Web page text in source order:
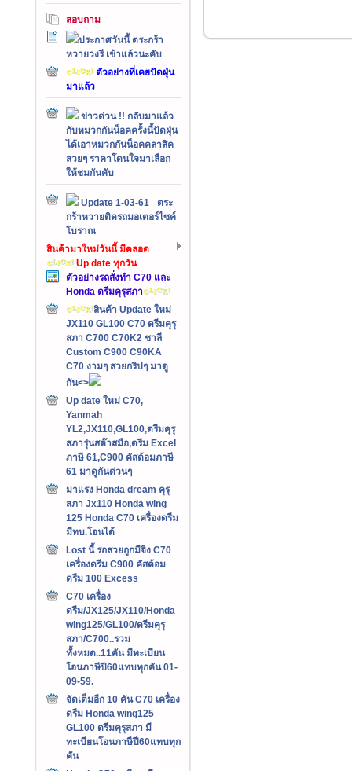
สอบถาม
ประกาศวันนี้ ตระกร้า
หวายวงรี เข้าแล้วนะคับ
ตัวอย่างที่เคยปัดฝุ่น
มาแล้ว
ข่าวด่วน !! กลับมาแล้ว
กับหมวกกันน็อคครั้งนี้ปัดฝุ่น
ได้เอาหมวกกันน็อคคลาสิค
สวยๆ ราคาโดนใจมาเลือก
ให้ชมกันคับ
Update 1-03-61_ ตระ
กร้าหวายติดรถมอเตอร์ไซค์
โบราณ
สินค้ามาใหม่วันนี้ มีตลอด
Up date ทุกวัน
ตัวอย่างรถสั่งทำ C70 และ
Honda ดรีมคุรุสภา
สินค้า Update ใหม่
JX110 GL100 C70 ดรีมคุรุ
สภา C700 C70K2 ชาลี
Custom C900 C90KA
C70 งามๆ สวยกริปๆ มาดู
กัน<>
Up date ใหม่ C70,
Yanmah
YL2,JX110,GL100,ดรีมคุรุ
สภารุ่นสต๊าสมือ,ดรีม Excel
ภาษี 61,C900 คัสต้อมภาษี
61 มาดูกันด่วนๆ
มาแรง Honda dream คุรุ
สภา Jx110 Honda wing
125 Honda C70 เครื่องดรีม
มีทบ.โอนได้
Lost นี้ รถสวยถูกมีจิง C70
เครื่องดรีม C900 คัสต้อม
ดรีม 100 Excess
C70 เครื่อง
ดรีม/JX125/JX110/Honda
wing125/GL100/ดรีมคุรุ
สภา/C700..รวม
ทั้งหมด..11คัน มีทะเบียน
โอนภาษีปี60แทบทุกคัน 01-
09-59.
จัดเต็มอีก 10 คัน C70 เครื่อง
ดรีม Honda wing125
GL100 ดรีมคุรุสภา มี
ทะเบียนโอนภาษีปี60แทบทุก
คัน